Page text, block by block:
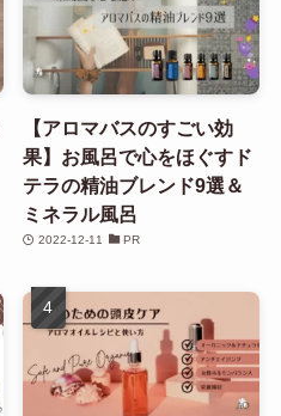
【アロマバスのすごい効
果】お風呂で心をほぐすド
テラの精油ブレンド9選＆
ミネラル風呂
2022-12-11 PR